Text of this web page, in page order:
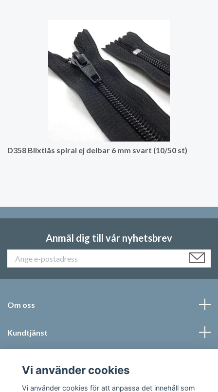
D358 Blixtlås spiral ej delbar 6 mm svart (10/50 st)
Anmäl dig till vår nyhetsbrev
Om oss
Kundtjänst
Sociala medier
Vi använder cookies
Vi använder cookies för att anpassa det innehåll som